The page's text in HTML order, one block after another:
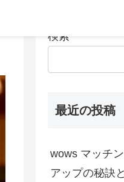
検索
最近の投稿
wows マッチ
アップの秘訣